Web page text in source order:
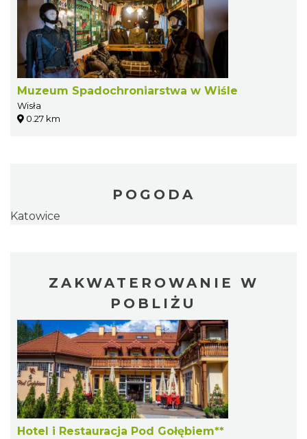
Muzeum Spadochroniarstwa w Wiśle
Wisła
0.27 km
POGODA
Katowice
ZAKWATEROWANIE W
POBLIŻU
Hotel i Restauracja Pod Gołębiem**